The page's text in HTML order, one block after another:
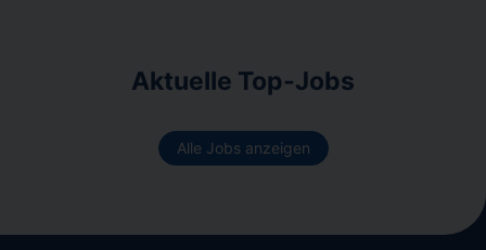
Aktuelle Top-Jobs
Alle Jobs anzeigen